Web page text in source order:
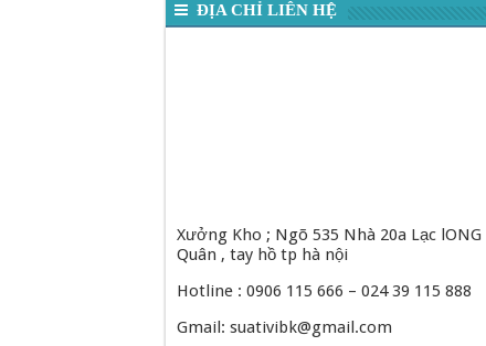
ĐỊA CHỈ LIÊN HỆ
Xưởng Kho ; Ngõ 535 Nhà 20a Lạc lONG
Quân , tay hồ tp hà nội
Hotline : 0906 115 666 – 024 39 115 888
Gmail: suativibk@gmail.com